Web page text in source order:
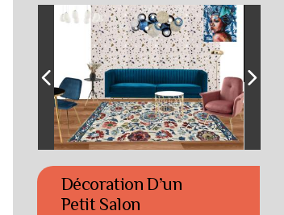
Décoration D’un
Petit Salon